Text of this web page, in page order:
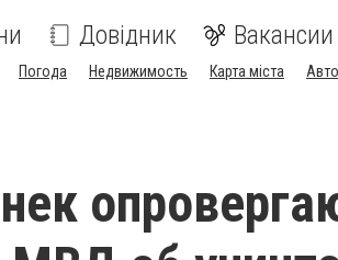
Довідник Вакансии
Погода Недвижимость Карта міста